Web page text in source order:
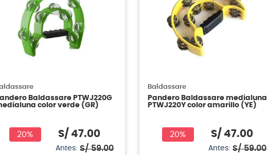
Baldassare PTWJ220G
color verde (GR)
20% S/ 47.00
Antes: S/ 59.00
Baldassare
Pandero Baldassare medialuna
PTWJ220Y color amarillo (YE)
20% S/ 47.00
Antes: S/ 59.00